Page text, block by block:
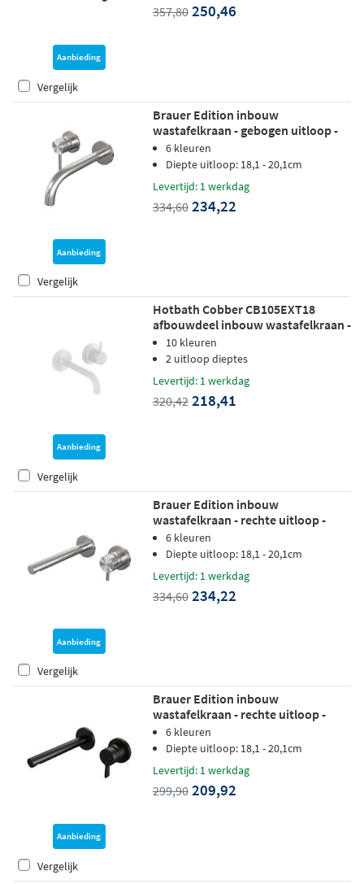
Aanbieding
357,80 250,46
Vergelijk
Aanbieding
Brauer Edition inbouw
wastafelkraan - gebogen uitloop -
rozetten - hendel 1 links - geborsteld
RVS PVD
6 kleuren
Diepte uitloop: 18,1 - 20,1cm
Levertijd: 1 werkdag
334,60 234,22
Vergelijk
Aanbieding
Hotbath Cobber CB105EXT18
afbouwdeel inbouw wastafelkraan -
18cm uitloop - mat wit
10 kleuren
2 uitloop dieptes
Levertijd: 1 werkdag
320,42 218,41
Vergelijk
Aanbieding
Brauer Edition inbouw
wastafelkraan - rechte uitloop -
rozetten - hendel 5 rechts -
geborsteld RVS PVD
6 kleuren
Diepte uitloop: 18,1 - 20,1cm
Levertijd: 1 werkdag
334,60 234,22
Vergelijk
Aanbieding
Brauer Edition inbouw
wastafelkraan - rechte uitloop -
rozetten - hendel 2 rechts - mat
zwart
6 kleuren
Diepte uitloop: 18,1 - 20,1cm
Levertijd: 1 werkdag
299,90 209,92
Vergelijk